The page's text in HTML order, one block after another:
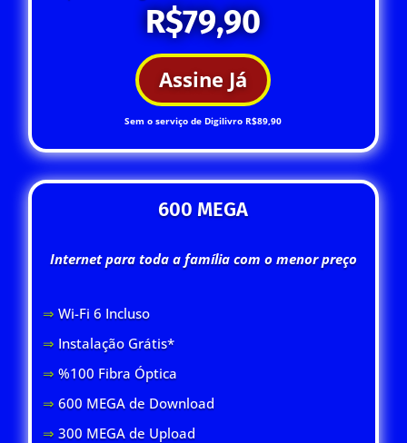
R$79,90
Assine Já
Sem o serviço de Digilivro R$89,90
600 MEGA
Internet para toda a família com o menor preço
⇒ Wi-Fi 6 Incluso
⇒ Instalação Grátis*
⇒ %100 Fibra Óptica
⇒ 600 MEGA de Download
⇒300 MEGA de Upload